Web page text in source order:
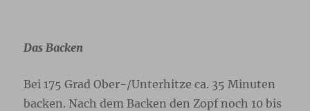
Das Backen
Bei 175 Grad Ober-/Unterhitze ca. 35 Minuten
backen. Nach dem Backen den Zopf noch 10 bis